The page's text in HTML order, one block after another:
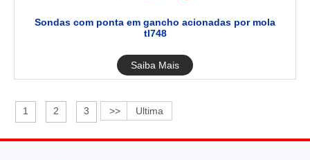
Sondas com ponta em gancho acionadas por mola
tl748
Saiba Mais
1 2 3 >> Ultima